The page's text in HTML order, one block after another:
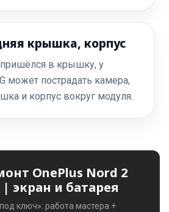
крышка, корпус
в крышку, у
может пострадать камера,
и корпус вокруг модуля.
OnePlus Nord 2
экран и батарея
ключ»: работа мастера +